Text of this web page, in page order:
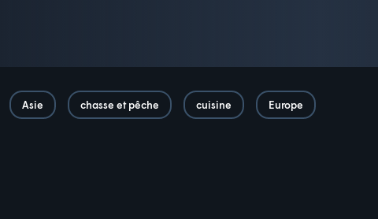
Asie chasse et pêche cuisine Europe